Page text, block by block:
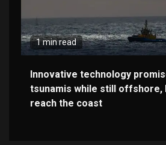
1 min read
Innovative technology
tsunamis while still offshore,
reach the coast